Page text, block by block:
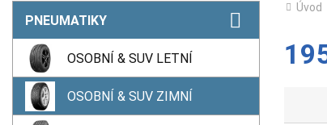
PNEUMATIKY
OSOBNÍ & SUV LETNÍ
OSOBNÍ & SUV ZIMNÍ
Úvod